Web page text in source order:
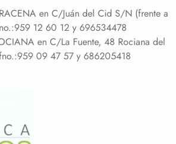
en C/Juán del Cid S/N (frente a
12 60 12 y 696534478
en C/La Fuente, 48 Rociana del
09 47 57 y 686205418